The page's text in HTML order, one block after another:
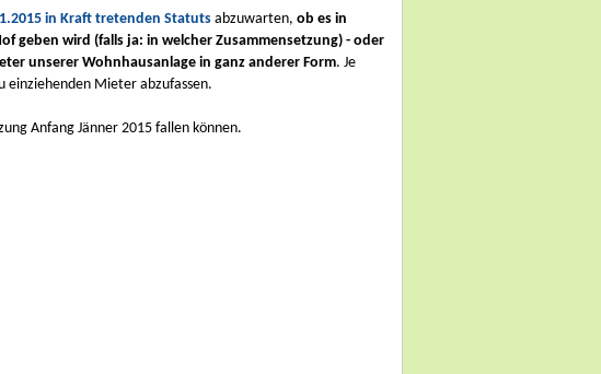
in Kraft tretenden Statuts abzuwarten, ob es in
geben wird (falls ja: in welcher Zusammensetzung) - oder
unserer Wohnhausanlage in ganz anderer Form. Je
einziehenden Mieter abzufassen.
Anfang Jänner 2015 fallen können.